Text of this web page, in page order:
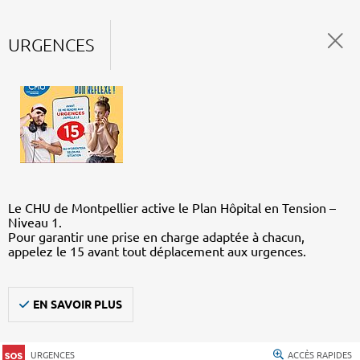
URGENCES
Le CHU de Montpellier active le Plan Hôpital en Tension –
Niveau 1.
Pour garantir une prise en charge adaptée à chacun,
appelez le 15 avant tout déplacement aux urgences.
EN SAVOIR PLUS
URGENCES ACCÈS RAPIDES